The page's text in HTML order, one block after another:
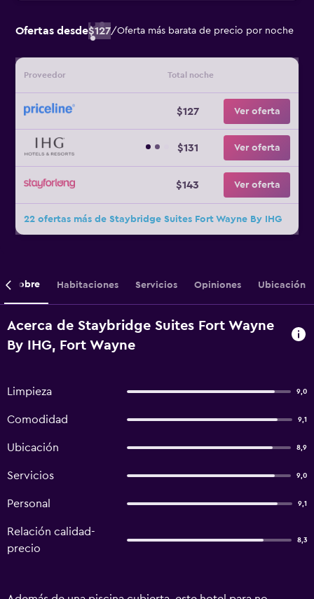
Ofertas desde$127/Oferta más barata de precio por noche
Proveedor Total noche
$127 Ver oferta
$131 Ver oferta
$143 Ver oferta
22 ofertas más de Staybridge Suites Fort Wayne By IHG
Sobre Habitaciones Servicios Opiniones Ubicación
Acerca de Staybridge Suites Fort Wayne
By IHG, Fort Wayne
Limpieza 9,0
Comodidad 9,1
Ubicación 8,9
Servicios 9,0
Personal 9,1
Relación calidad-
precio
8,3